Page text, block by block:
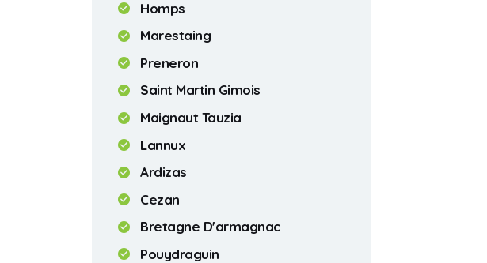
Homps
Marestaing
Preneron
Saint Martin Gimois
Maignaut Tauzia
Lannux
Ardizas
Cezan
Bretagne D'armagnac
Pouydraguin